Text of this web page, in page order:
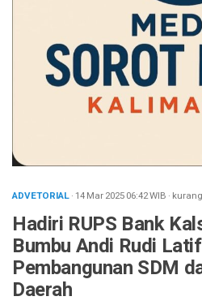
ADVETORIAL· 14 Mar 202506:42WIB ·
Hadiri RUPS Bank
Bumbu Andi Rudi
Pembangunan SDM
Daerah